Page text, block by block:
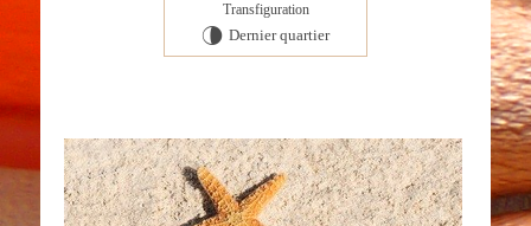
Transfiguration
U Dernier quartier